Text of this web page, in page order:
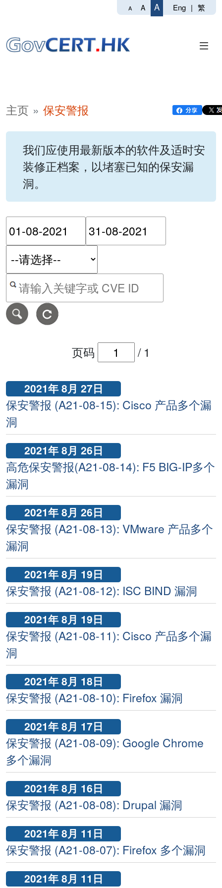
A A A Eng | 繁
主页 保安警报
我们应使用最新版本的软件及适时安
装修正档案，以堵塞已知的保安漏
洞。
请输入搜索日期范围的开
按关键字或 CVE ID 搜寻保安警报
页码 / 1
2021年 8月 27日
保安警报 (A21-08-15): Cisco 产品多个漏
洞
2021年 8月 26日
高危保安警报(A21-08-14): F5 BIG-IP多个
漏洞
2021年 8月 26日
保安警报 (A21-08-13): VMware 产品多个
漏洞
2021年 8月 19日
保安警报 (A21-08-12): ISC BIND 漏洞
2021年 8月 19日
保安警报 (A21-08-11): Cisco 产品多个漏
洞
2021年 8月 18日
保安警报 (A21-08-10): Firefox 漏洞
2021年 8月 17日
保安警报 (A21-08-09): Google Chrome
多个漏洞
2021年 8月 16日
保安警报 (A21-08-08): Drupal 漏洞
2021年 8月 11日
保安警报 (A21-08-07): Firefox 多个漏洞
2021年 8月 11日